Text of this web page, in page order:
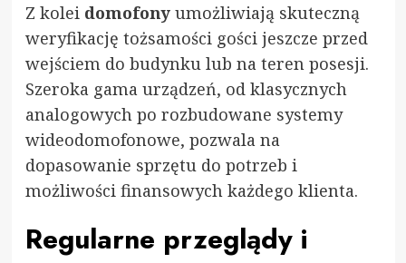
Z kolei domofonyumożliwiają skuteczną
weryfikację tożsamości gości jeszcze przed
wejściem do budynku lub na teren posesji.
Szeroka gama urządzeń, od klasycznych
analogowych po rozbudowane systemy
wideodomofonowe, pozwala na
dopasowanie sprzętu do potrzeb i
możliwości finansowych każdego klienta.
Regularne przeglądy i